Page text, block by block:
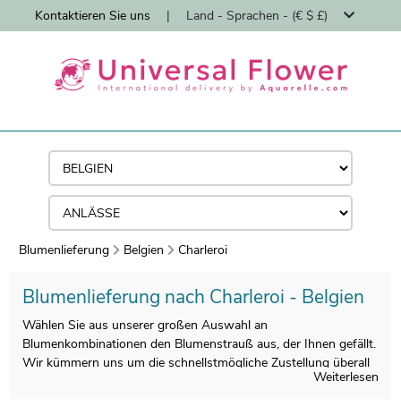
Kontaktieren Sie uns | Land - Sprachen - (€ $ £)
Blumenlieferung Belgien Charleroi
Blumenlieferung nach Charleroi - Belgien
Wählen Sie aus unserer großen Auswahl an
Blumenkombinationen den Blumenstrauß aus, der Ihnen gefällt.
Wir kümmern uns um die schnellstmögliche Zustellung überall
Weiterlesen